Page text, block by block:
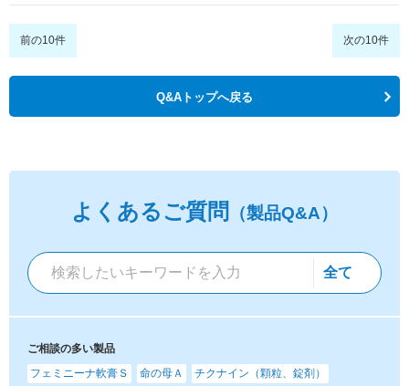
前の10件 次の10件
Q&Aトップへ戻る
よくあるご質問 （製品Q&A）
ご相談の多い製品
フェミニーナ軟膏Ｓ
命の母Ａ チクナイン（顆粒、錠剤）